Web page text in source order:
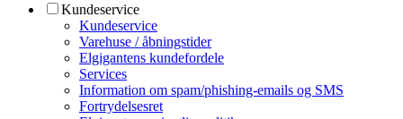
Kundeservice
Kundeservice
Varehuse / åbningstider
Elgigantens kundefordele
Services
Information om spam/phishing-emails og SMS
Fortrydelsesret